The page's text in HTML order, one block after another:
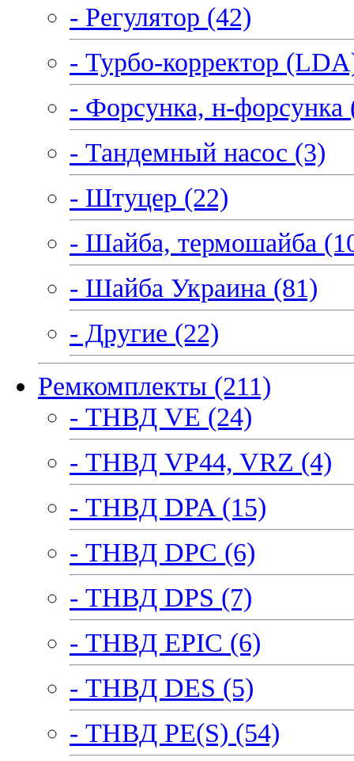
- Регулятор (42)
- Турбо-корректор
- Форсунка, н-форсунка
- Тандемный насос (3)
- Штуцер (22)
- Шайба, термошайба
- Шайба Украина (81)
- Другие (22)
Ремкомплекты (211)
- ТНВД VE (24)
- ТНВД VP44, VRZ (4)
- ТНВД DPA (15)
- ТНВД DPC (6)
- ТНВД DPS (7)
- ТНВД EPIC (6)
- ТНВД DES (5)
- ТНВД PE(S) (54)